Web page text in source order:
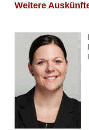
Weitere